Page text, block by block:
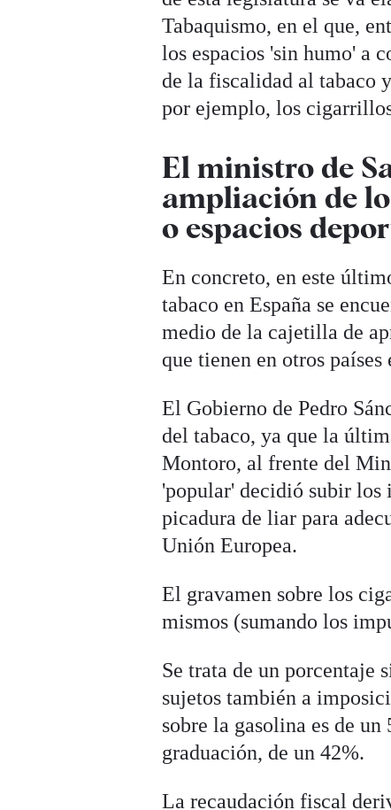
Tabaquismo, en el que,
los espacios 'sin humo' a
de la fiscalidad al tabaco
por ejemplo, los
El ministro de
ampliación de
o espacios
En concreto, en este
tabaco en España se
medio de la cajetilla de
que tienen en otros países
El Gobierno de Pedro
del tabaco, ya que la
Montoro, al frente del
'popular' decidió subir los
picadura de liar para
Unión Europea.
El gravamen sobre los
mismos (sumando los
Se trata de un porcentaje
sujetos también a
sobre la gasolina es de
graduación, de un 42%.
La recaudación fiscal